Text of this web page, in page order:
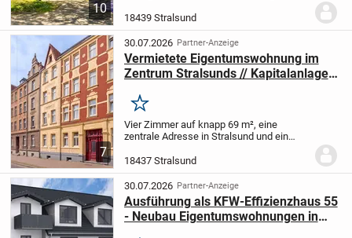
10
Wohnfläche: ca. 71 m² (ca. 94 m²
Grundfläche) Objektbeschreibung: -
Baujahr 1995...
18439 Stralsund
7
30.07.2026 Partner-Anzeige
Vermietete Eigentumswohnung im
Zentrum Stralsunds // Kapitalanlage
Merken
Vier Zimmer auf knapp 69 m², eine
zentrale Adresse in Stralsund und ein
Wohnung im ersten Obergeschoss eines
Wohnhauses aus dem Jahr 1920 ist vor
allem für Käufer...
18437 Stralsund
30.07.2026 Partner-Anzeige
Ausführung als KFW-Effizienzhaus 55
- Neubau Eigentumswohnungen in